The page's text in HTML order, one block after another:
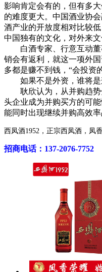
影响肯定会有的，但有多
的难度更大。中国酒业协
酒产业的开放度相对比较
中国独有的文化，对外来
白酒专家、行意互动董
销会有返利，就这一项外
多都是赚不到钱，“会投资
如果不是外资，谁将是
耿欣认为，从并购趋势
头企业成为并购买方的可
能同时出现继续并购高效
西凤酒1952，正宗西凤酒，凤
招商电话：137-2076-7752